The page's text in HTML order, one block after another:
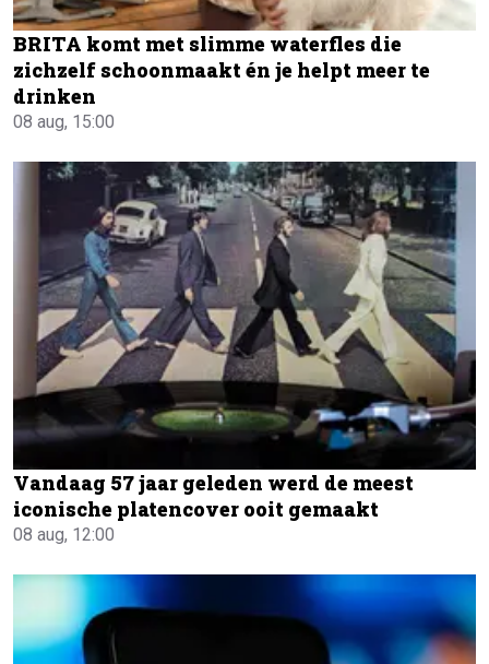
BRITA komt met slimme waterfles die
zichzelf schoonmaakt én je helpt meer te
drinken
08 aug, 15:00
Vandaag 57 jaar geleden werd de meest
iconische platencover ooit gemaakt
08 aug, 12:00